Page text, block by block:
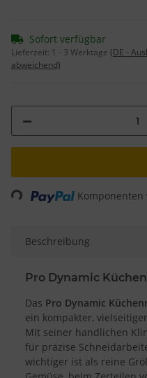
Sofort verfügbar
Lieferzeit: 1 - 3 Werktage (DE -
abweichend)
Loading... Komponenten
Beschreibung
Pro Dynamic
Das Pro Dynamic
ein kompakter,
Mit seiner handlichen
für präzise
wichtiger ist als reine